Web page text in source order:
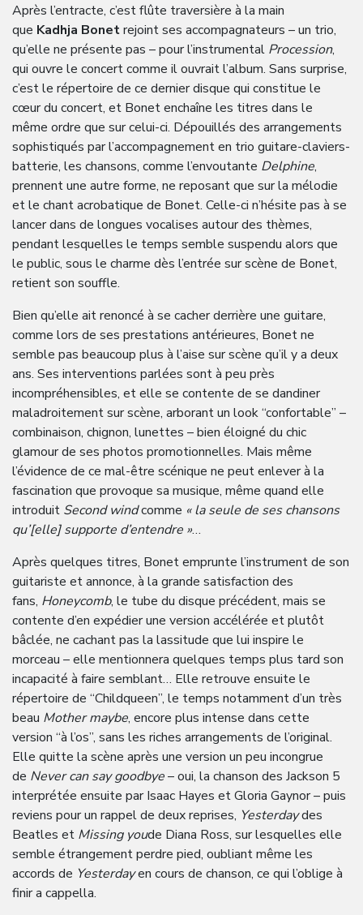
Après l’entracte, c’est flûte traversière à la main
que Kadhja Bonetrejoint ses accompagnateurs – un trio,
qu’elle ne présente pas – pour l’instrumental Procession,
qui ouvre le concert comme il ouvrait l’album. Sans surprise,
c’est le répertoire de ce dernier disque qui constitue le
cœur du concert, et Bonet enchaîne les titres dans le
même ordre que sur celui-ci. Dépouillés des arrangements
sophistiqués par l’accompagnement en trio guitare-claviers-
batterie, les chansons, comme l’envoutante Delphine,
prennent une autre forme, ne reposant que sur la mélodie
et le chant acrobatique de Bonet. Celle-ci n’hésite pas à se
lancer dans de longues vocalises autour des thèmes,
pendant lesquelles le temps semble suspendu alors que
le public, sous le charme dès l’entrée sur scène de Bonet,
retient son souffle.
Bien qu’elle ait renoncé à se cacher derrière une guitare,
comme lors de ses prestations antérieures, Bonet ne
semble pas beaucoup plus à l’aise sur scène qu’il y a deux
ans. Ses interventions parlées sont à peu près
incompréhensibles, et elle se contente de se dandiner
maladroitement sur scène, arborant un look “confortable” –
combinaison, chignon, lunettes – bien éloigné du chic
glamour de ses photos promotionnelles. Mais même
l’évidence de ce mal-être scénique ne peut enlever à la
fascination que provoque sa musique, même quand elle
introduit Second windcomme « la seule de ses chansons
qu’[elle] supporte d’entendre »…
Après quelques titres, Bonet emprunte l’instrument de son
guitariste et annonce, à la grande satisfaction des
fans, Honeycomb, le tube du disque précédent, mais se
contente d’en expédier une version accélérée et plutôt
bâclée, ne cachant pas la lassitude que lui inspire le
morceau – elle mentionnera quelques temps plus tard son
incapacité à faire semblant… Elle retrouve ensuite le
répertoire de “Childqueen”, le temps notamment d’un très
beau Mother maybe, encore plus intense dans cette
version “à l’os”, sans les riches arrangements de l’original.
Elle quitte la scène après une version un peu incongrue
de Never can say goodbye– oui, la chanson des Jackson 5
interprétée ensuite par Isaac Hayes et Gloria Gaynor – puis
reviens pour un rappel de deux reprises, Yesterdaydes
Beatles et Missing youde Diana Ross, sur lesquelles elle
semble étrangement perdre pied, oubliant même les
accords de Yesterdayen cours de chanson, ce qui l’oblige à
finir a cappella.